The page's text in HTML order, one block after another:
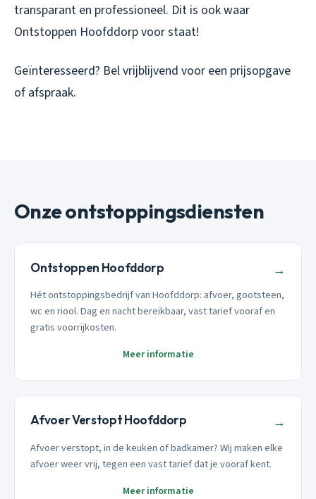
transparant en professioneel. Dit is ook waar
Ontstoppen Hoofddorp voor staat!
Geïnteresseerd? Bel vrijblijvend voor een prijsopgave
of afspraak.
Onze ontstoppingsdiensten
Ontstoppen Hoofddorp →
Hét ontstoppingsbedrijf van Hoofddorp: afvoer, gootsteen,
wc en riool. Dag en nacht bereikbaar, vast tarief vooraf en
gratis voorrijkosten.
Meer informatie
Afvoer Verstopt Hoofddorp →
Afvoer verstopt, in de keuken of badkamer? Wij maken elke
afvoer weer vrij, tegen een vast tarief dat je vooraf kent.
Meer informatie